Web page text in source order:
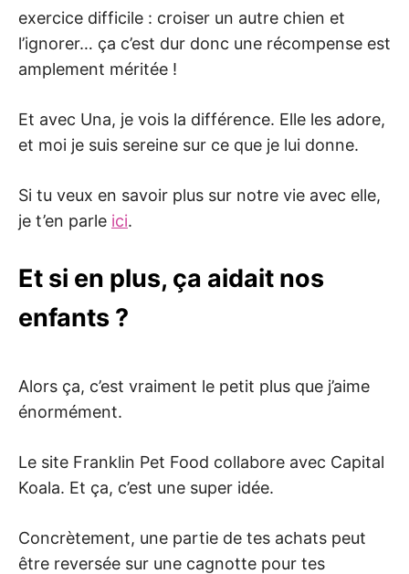
exercice difficile : croiser un autre chien et
l’ignorer… ça c’est dur donc une récompense est
amplement méritée !
Et avec Una, je vois la différence. Elle les adore,
et moi je suis sereine sur ce que je lui donne.
Si tu veux en savoir plus sur notre vie avec elle,
je t’en parle ici.
Et si en plus, ça aidait nos
enfants ?
Alors ça, c’est vraiment le petit plus que j’aime
énormément.
Le site Franklin Pet Food collabore avec Capital
Koala. Et ça, c’est une super idée.
Concrètement, une partie de tes achats peut
être reversée sur une cagnotte pour tes